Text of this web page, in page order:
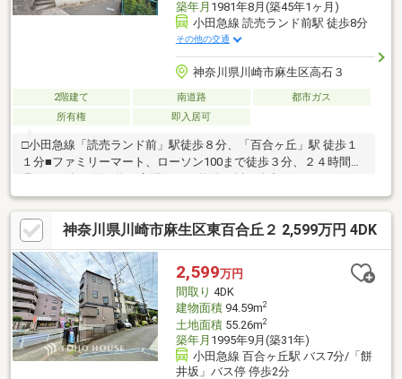
築年月 1981年8月(築45年1ヶ月)
小田急線 読売ランド前駅 徒歩8分
その他の交通
神奈川県川崎市麻生区高石３
2階建て 南道路
都市ガス
所有権
即入居可
□小田急線「読売ランド前」駅徒歩８分、「百合ヶ丘」駅 徒歩１
１分■ファミリーマート、ローソン100まで徒歩３分、２４時間営
が、駅からは基本的に平坦で、約50ｍの坂ございます。■南側に
小さなお庭あります。ガーデニング好きの方はぜひ！＜気になる
ポイント＞敷地内に自転車やバイクを置けるスペースあります
が、駐車スペースがないため、車のある方は近隣の月極駐車場を
ご利用ください。即入居はもちろん可能。リフォーム工事費用も
含めて考えていただけたらもっと快適に暮らせるかも♪弊社はリフ
ォームの請負も承っております。お気軽にご相談ください！
神奈川県川崎市麻生区東百合丘２ 2,599万円 4DK
2,599万円
間取り 4DK
建物面積94.59m2
土地面積55.26m2
築年月 1995年9月(築31年)
小田急線 百合ヶ丘駅 バス7分/「餅
井坂」バス停 停歩2分